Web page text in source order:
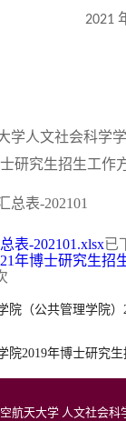
2021
学人文社会科学
研究生招生工作
总表-202101
表-202101.xlsx已
年博士研究生招
院（公共管理学院
院2019年博士研究
航天大学 人文社会科